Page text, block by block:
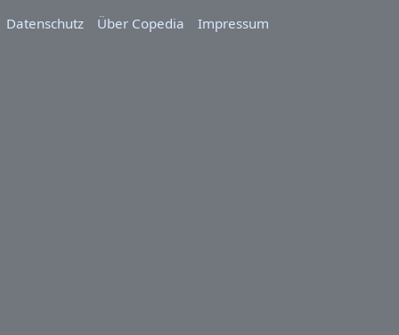
Datenschutz
Über Copedia Impressum